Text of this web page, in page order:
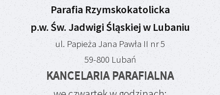
Parafia Rzymskokatolicka
p.w. Św. Jadwigi Śląskiej w Lubaniu
ul. Papieża Jana Pawła II nr 5
59-800 Lubań
KANCELARIA PARAFIALNA